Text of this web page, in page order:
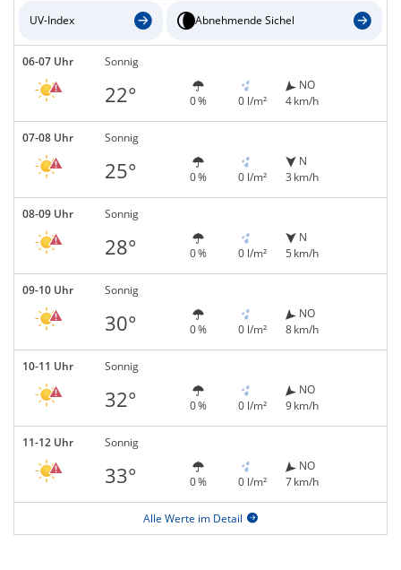
UV-Index Abnehmende Sichel
06-07 Uhr Sonnig
22° 0 % 0 l/m²
NO
4 km/h
07-08 Uhr Sonnig
25° 0 % 0 l/m²
N
3 km/h
08-09 Uhr Sonnig
28° 0 % 0 l/m²
N
5 km/h
09-10 Uhr Sonnig
30° 0 % 0 l/m²
NO
8 km/h
10-11 Uhr Sonnig
32° 0 % 0 l/m²
NO
9 km/h
11-12 Uhr Sonnig
33° 0 % 0 l/m²
NO
7 km/h
Alle Werte im Detail